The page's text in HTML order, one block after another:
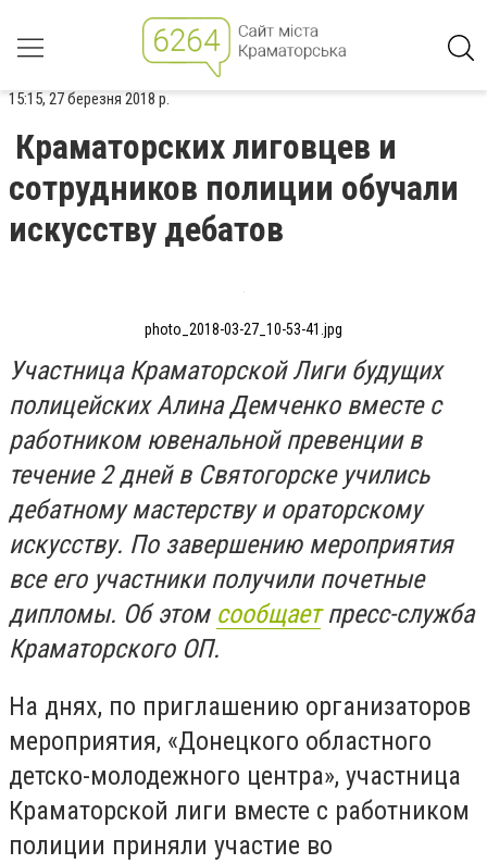
15:15, 27 березня 2018 р.
Краматорских лиговцев и
сотрудников полиции обучали
искусству дебатов
photo_2018-03-27_10-53-41.jpg
Участница Краматорской Лиги будущих
полицейских Алина Демченко вместе с
работником ювенальной превенции в
течение 2 дней в Святогорске учились
дебатному мастерству и ораторскому
искусству. По завершению мероприятия
все его участники получили почетные
дипломы. Об этом сообщаетпресс-служба
Краматорского ОП.
На днях, по приглашению организаторов
мероприятия, «Донецкого областного
детско-молодежного центра», участница
Краматорской лиги вместе с работником
полиции приняли участие во